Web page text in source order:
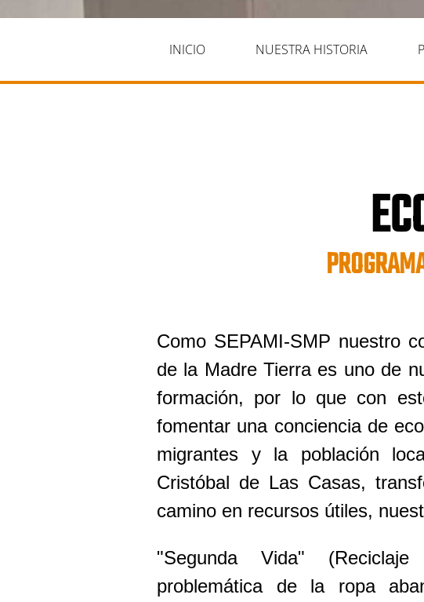
INICIO NUESTRA HISTORIA
Como SEPAMI-SMP nuestro
de la Madre Tierra es uno de
formación, por lo que con
fomentar una conciencia de
migrantes y la población
Cristóbal de Las Casas,
camino en recursos útiles,
"Segunda Vida"
problemática de la ropa